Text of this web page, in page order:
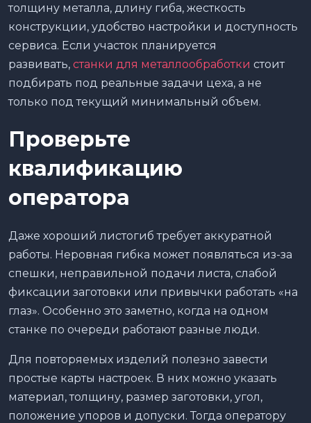
толщину металла, длину гиба, жесткость
конструкции, удобство настройки и доступность
сервиса. Если участок планируется
развивать, станки для металлообработки стоит
подбирать под реальные задачи цеха, а не
только под текущий минимальный объем.
Проверьте
квалификацию
оператора
Даже хороший листогиб требует аккуратной
работы. Неровная гибка может появляться из-за
спешки, неправильной подачи листа, слабой
фиксации заготовки или привычки работать «на
глаз». Особенно это заметно, когда на одном
станке по очереди работают разные люди.
Для повторяемых изделий полезно завести
простые карты настроек. В них можно указать
материал, толщину, размер заготовки, угол,
положение упоров и допуски. Тогда оператору